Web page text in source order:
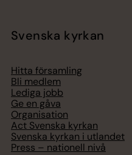
Svenska kyrkan
Hitta församling
Bli medlem
Lediga jobb
Ge en gåva
Organisation
Act Svenska kyrkan
Svenska kyrkan i utlandet
Press – nationell nivå